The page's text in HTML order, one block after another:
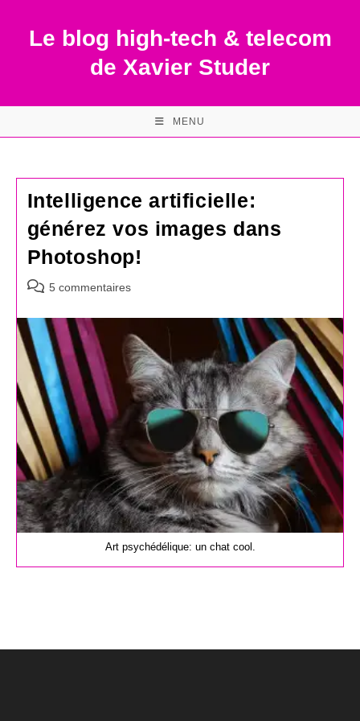
contentLe blog high-tech & telecom
de Xavier Studer
MENU
Intelligence artificielle:
générez vos images dans
Photoshop!
Commentaires
la
publication :
5 commentaires
Art psychédélique: un chat cool.